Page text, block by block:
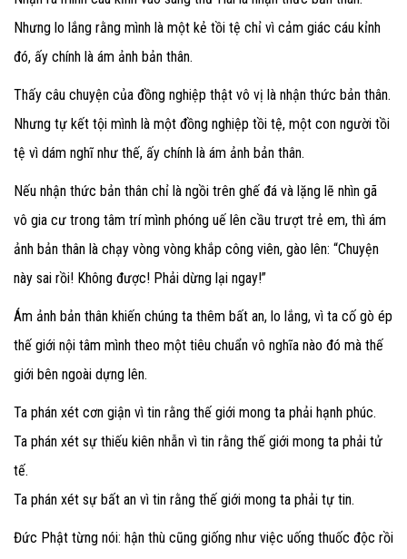
Nhưng lo lắng rằng mình là một kẻ tồi tệ chỉ vì cảm giác cáu kỉnh
đó, ấy chính là ám ảnh bản thân.
Thấy câu chuyện của đồng nghiệp thật vô vị là nhận thức bản thân.
Nhưng tự kết tội mình là một đồng nghiệp tồi tệ, một con người tồi
tệ vì dám nghĩ như thế, ấy chính là ám ảnh bản thân.
Nếu nhận thức bản thân chỉ là ngồi trên ghế đá và lặng lẽ nhìn gã
vô gia cư trong tâm trí mình phóng uế lên cầu trượt trẻ em, thì ám
ảnh bản thân là chạy vòng vòng khắp công viên, gào lên: “Chuyện
này sai rồi! Không được! Phải dừng lại ngay!”
Ám ảnh bản thân khiến chúng ta thêm bất an, lo lắng, vì ta cố gò ép
thế giới nội tâm mình theo một tiêu chuẩn vô nghĩa nào đó mà thế
giới bên ngoài dựng lên.
Ta phán xét cơn giận vì tin rằng thế giới mong ta phải hạnh phúc.
Ta phán xét sự thiếu kiên nhẫn vì tin rằng thế giới mong ta phải tử
tế.
Ta phán xét sự bất an vì tin rằng thế giới mong ta phải tự tin.
Đức Phật từng nói: hận thù cũng giống như việc uống thuốc độc rồi